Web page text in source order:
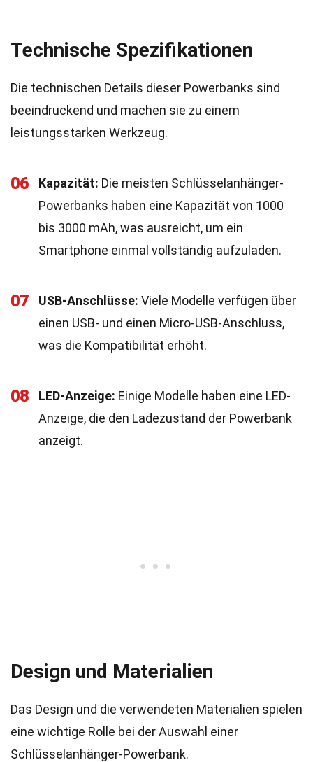
Technische Spezifikationen
Die technischen Details dieser Powerbanks sind
beeindruckend und machen sie zu einem
leistungsstarken Werkzeug.
06 Kapazität: Die meisten Schlüsselanhänger-
Powerbanks haben eine Kapazität von 1000
bis 3000 mAh, was ausreicht, um ein
Smartphone einmal vollständig aufzuladen.
07 USB-Anschlüsse: Viele Modelle verfügen über
einen USB- und einen Micro-USB-Anschluss,
was die Kompatibilität erhöht.
08 LED-Anzeige: Einige Modelle haben eine LED-
Anzeige, die den Ladezustand der Powerbank
anzeigt.
Design und Materialien
Das Design und die verwendeten Materialien spielen
eine wichtige Rolle bei der Auswahl einer
Schlüsselanhänger-Powerbank.